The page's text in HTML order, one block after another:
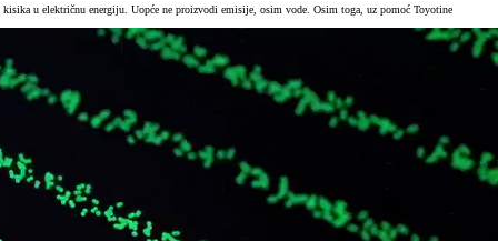
u električnu energiju. Uopće ne proizvodi emisije, osim vode. Osim toga, uz pomoć Toyotine